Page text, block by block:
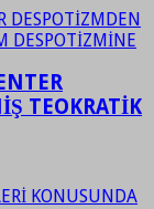
TEOKRATİK